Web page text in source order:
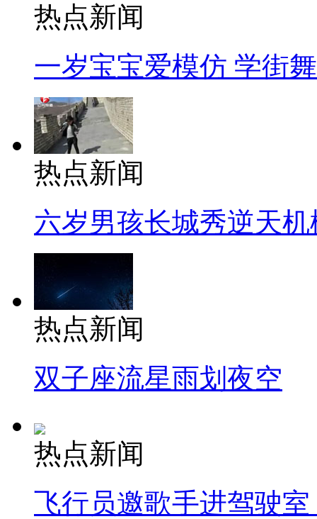
热点新闻
一岁宝宝爱模仿 学街
热点新闻
六岁男孩长城秀逆天机
热点新闻
双子座流星雨划夜空
热点新闻
飞行员邀歌手进驾驶